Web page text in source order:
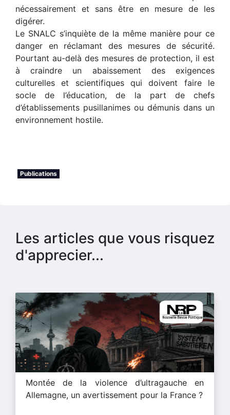
nécessairement et sans être en mesure de les
digérer.
Le SNALC s’inquiète de la même manière pour ce
danger en réclamant des mesures de sécurité.
Pourtant au-delà des mesures de protection, il est
à craindre un abaissement des exigences
culturelles et scientifiques qui doivent faire le
socle de l’éducation, de la part de chefs
d’établissements pusillanimes ou démunis dans un
environnement hostile.
Publications
Les articles que vous risquez
d'apprecier...
Montée de la violence d’ultragauche en
Allemagne, un avertissement pour la France ?